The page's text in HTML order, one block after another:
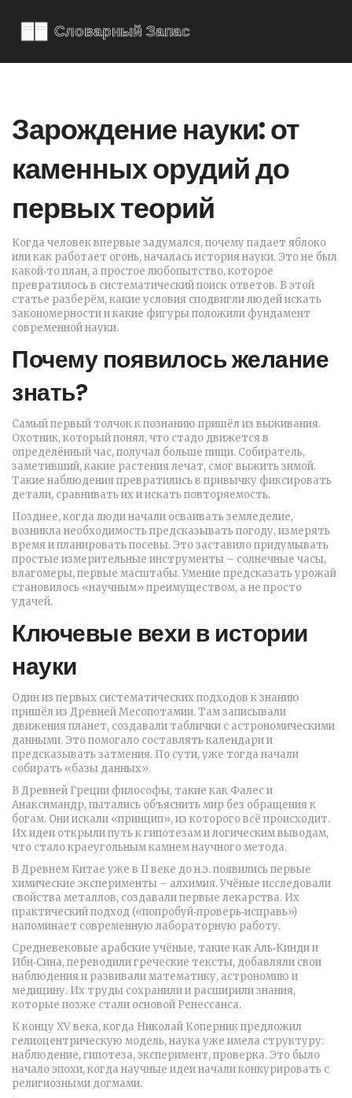
Зарождение науки: от
каменных орудий до
первых теорий
Когда человек впервые задумался, почему падает яблоко
или как работает огонь, началась история науки. Это не был
какой‑то план, а простое любопытство, которое
превратилось в систематический поиск ответов. В этой
статье разберём, какие условия сподвигли людей искать
закономерности и какие фигуры положили фундамент
современной науки.
Почему появилось желание
знать?
Самый первый толчок к познанию пришёл из выживания.
Охотник, который понял, что стадо движется в
определённый час, получал больше пищи. Собиратель,
заметивший, какие растения лечат, смог выжить зимой.
Такие наблюдения превратились в привычку фиксировать
детали, сравнивать их и искать повторяемость.
Позднее, когда люди начали осваивать земледелие,
возникла необходимость предсказывать погоду, измерять
время и планировать посевы. Это заставило придумывать
простые измерительные инструменты – солнечные часы,
влагомеры, первые масштабы. Умение предсказать урожай
становилось «научным» преимуществом, а не просто
удачей.
Ключевые вехи в истории
науки
Один из первых систематических подходов к знанию
пришёл из Древней Месопотамии. Там записывали
движения планет, создавали таблички с астрономическими
данными. Это помогало составлять календари и
предсказывать затмения. По сути, уже тогда начали
собирать «базы данных».
В Древней Греции философы, такие как Фалес и
Анаксимандр, пытались объяснить мир без обращения к
богам. Они искали «принцип», из которого всё происходит.
Их идеи открыли путь к гипотезам и логическим выводам,
что стало краеугольным камнем научного метода.
В Древнем Китае уже в II веке до н.э. появились первые
химические эксперименты – алхимия. Учёные исследовали
свойства металлов, создавали первые лекарства. Их
практический подход («попробуй‑проверь‑исправь»)
напоминает современную лабораторную работу.
Средневековые арабские учёные, такие как Аль‑Кинди и
Ибн‑Сина, переводили греческие тексты, добавляли свои
наблюдения и развивали математику, астрономию и
медицину. Их труды сохранили и расширили знания,
которые позже стали основой Ренессанса.
К концу XV века, когда Николай Коперник предложил
гелиоцентрическую модель, наука уже имела структуру:
наблюдение, гипотеза, эксперимент, проверка. Это было
начало эпохи, когда научные идеи начали конкурировать с
религиозными догмами.